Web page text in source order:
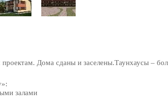
Дома сданы и заселены.Таунхаусы –
залами